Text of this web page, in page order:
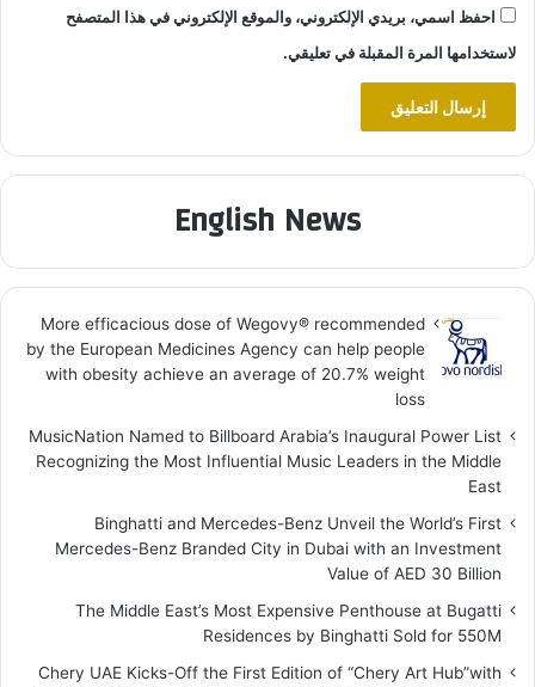
احفظ اسمي، بريدي الإلكتروني، والموقع الإلكتروني في هذا المتصفح
لاستخدامها المرة المقبلة في تعليقي.
English News
More efficacious dose of Wegovy®️ recommended
by the European Medicines Agency can help people
with obesity achieve an average of 20.7% weight
loss
MusicNation Named to Billboard Arabia’s Inaugural Power List
Recognizing the Most Influential Music Leaders in the Middle
East
Binghatti and Mercedes-Benz Unveil the World’s First
Mercedes-Benz Branded City in Dubai with an Investment
Value of AED 30 Billion
The Middle East’s Most Expensive Penthouse at Bugatti
Residences by Binghatti Sold for 550M
Chery UAE Kicks-Off the First Edition of “Chery Art Hub”with